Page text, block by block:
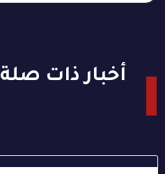
أخبار ذات صلة